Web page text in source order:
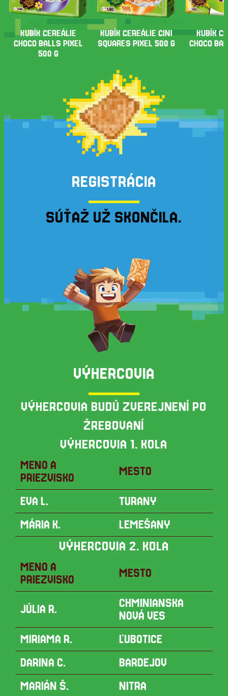
KUBÍK CEREÁLIE
CHOCO BALLS PIXEL
500 G
KUBÍK CEREÁLIE CINI
SQUARES PIXEL 500 G
KUBÍK
CHOCO
REGISTRÁCIA
SÚŤAŽ UŽ SKONČILA.
VÝHERCOVIA
VÝHERCOVIA BUDÚ ZVEREJNENÍ PO
ŽREBOVANÍ
VÝHERCOVIA 1. KOLA
MENO A
PRIEZVISKO
MESTO
EVA L.
TURANY
MÁRIA K.
LEMEŠANY
VÝHERCOVIA 2. KOLA
MENO A
PRIEZVISKO
MESTO
JÚLIA R.
CHMINIANSKA
NOVÁ VES
MIRIAMA R.
ĽUBOTICE
DARINA C.
BARDEJOV
MARIÁN Š.
NITRA